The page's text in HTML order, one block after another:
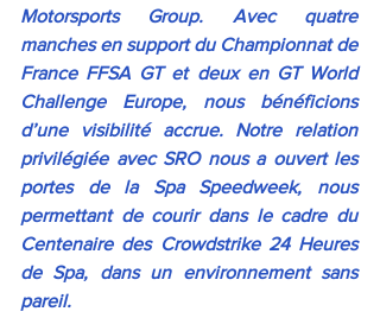
Motorsports Group. Avec quatre
manches en support du Championnat de
France FFSA GT et deux en GT World
Challenge Europe, nous bénéficions
d’une visibilité accrue. Notre relation
privilégiée avec SRO nous a ouvert les
portes de la Spa Speedweek, nous
permettant de courir dans le cadre du
Centenaire des Crowdstrike 24 Heures
de Spa, dans un environnement sans
pareil.